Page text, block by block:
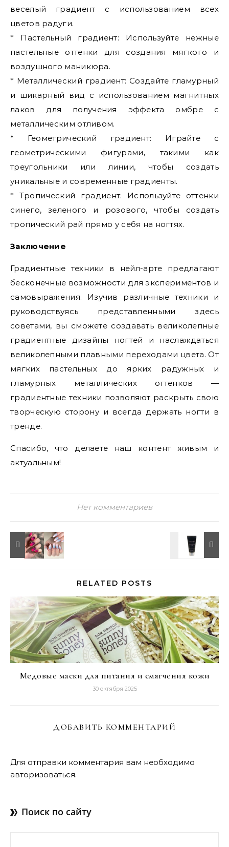
веселый градиент с использованием всех
цветов радуги.
* Пастельный градиент: Используйте нежные
пастельные оттенки для создания мягкого и
воздушного маникюра.
* Металлический градиент: Создайте гламурный
и шикарный вид с использованием магнитных
лаков для получения эффекта омбре с
металлическим отливом.
* Геометрический градиент: Играйте с
геометрическими фигурами, такими как
треугольники или линии, чтобы создать
уникальные и современные градиенты.
* Тропический градиент: Используйте оттенки
синего, зеленого и розового, чтобы создать
тропический рай прямо у себя на ногтях.
Заключение
Градиентные техники в нейл-арте предлагают
бесконечные возможности для экспериментов и
самовыражения. Изучив различные техники и
руководствуясь представленными здесь
советами, вы сможете создавать великолепные
градиентные дизайны ногтей и наслаждаться
великолепными плавными переходами цвета. От
мягких пастельных до ярких радужных и
гламурных металлических оттенков —
градиентные техники позволяют раскрыть свою
творческую сторону и всегда держать ногти в
тренде.
Спасибо, что делаете наш контент живым и
актуальным!
Нет комментариев
RELATED POSTS
Медовые маски для питания и смягчения кожи
30 октября 2025
ДОБАВИТЬ КОММЕНТАРИЙ
Для отправки комментария вам необходимо
авторизоваться.
Поиск по сайту